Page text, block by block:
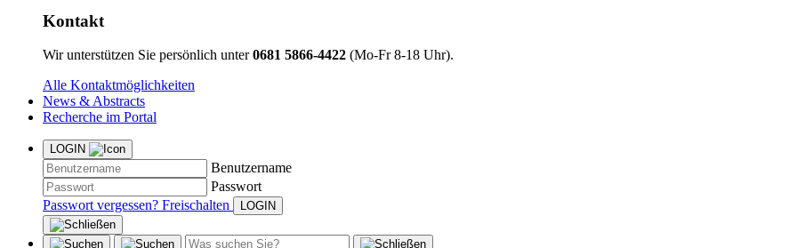
Kontakt
Wir unterstützen Sie persönlich unter0681 5866-4422 (Mo-Fr 8-18 Uhr).
Alle Kontaktmöglichkeiten
News & Abstracts
Recherche im Portal
LOGIN
Benutzername
Passwort
Passwort vergessen? Freischalten